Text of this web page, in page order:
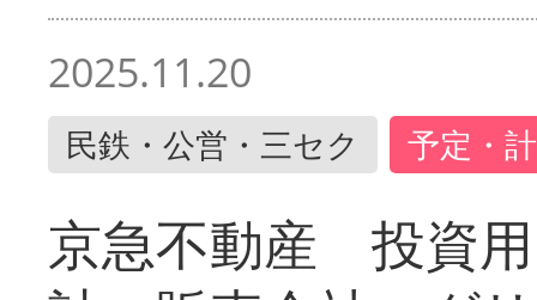
2025.11.20
民鉄・公営・三セク 予定・
京急不動産 投資